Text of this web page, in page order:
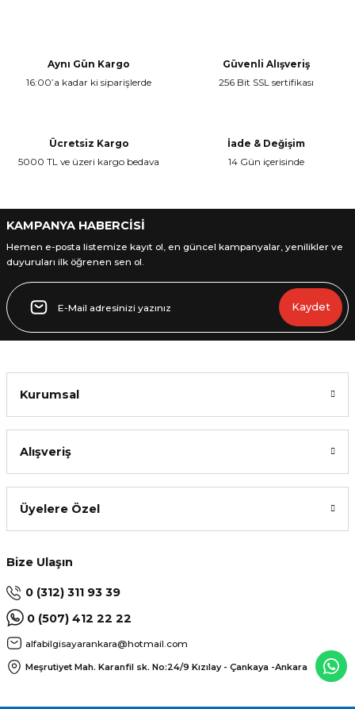
Ürün resmi kalitesiz, bozuk veya görüntülenemiyor.
Gönder
Aynı Gün Kargo
16:00’a kadar ki siparişlerde
Güvenli Alışveriş
256 Bit SSL sertifikası
Ücretsiz Kargo
5000 TL ve üzeri kargo bedava
İade & Değişim
14 Gün içerisinde
KAMPANYA HABERCİSİ
Hemen e-posta listemize kayıt ol, en güncel kampanyalar, yenilikler ve
duyuruları ilk öğrenen sen ol.
Kaydet
Kurumsal
Alışveriş
Üyelere Özel
Bize Ulaşın
0 (312) 311 93 39
0 (507) 412 22 22
alfabilgisayarankara@hotmail.com
Meşrutiyet Mah. Karanfil sk. No:24/9 Kızılay - Çankaya -Ankara